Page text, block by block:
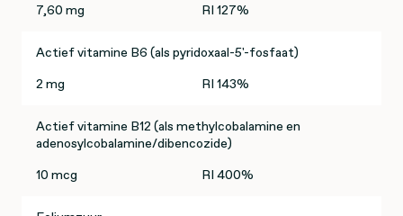
7,60 mg
RI 127%
Actief vitamine B6 (als pyridoxaal-5'-fosfaat)
2 mg
RI 143%
Actief vitamine B12 (als methylcobalamine en
adenosylcobalamine/dibencozide)
10 mcg
RI 400%